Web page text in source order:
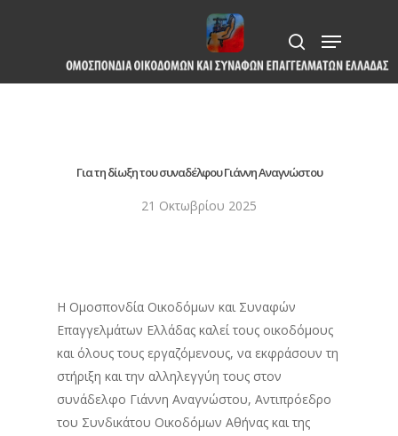
content
search
Menu
Για τη δίωξη του συναδέλφου Γιάννη Αναγνώστου
21 Οκτωβρίου 2025
Η Ομοσπονδία Οικοδόμων και Συναφών
Επαγγελμάτων Ελλάδας καλεί τους οικοδόμους
και όλους τους εργαζόμενους, να εκφράσουν τη
στήριξη και την αλληλεγγύη τους στον
συνάδελφο Γιάννη Αναγνώστου, Αντιπρόεδρο
του Συνδικάτου Οικοδόμων Αθήνας και της